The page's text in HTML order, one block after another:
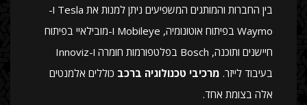
בין החברות והמותגים המשפיעים ניתן למנות את Tesla ו-
Waymo בפיתוח אוטונומיה, Mobileye ו-מובילאיי בפיתוח
חיישנים ותוכנה, Bosch בפלטפורמות חומרה ו-Innoviz
בעיבוד לייזר. מרכיבי טכנולוגיה ברכב כוללים אלמנטים
אלה בצומת אחד.